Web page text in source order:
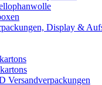
Display &
Versandverpackungen